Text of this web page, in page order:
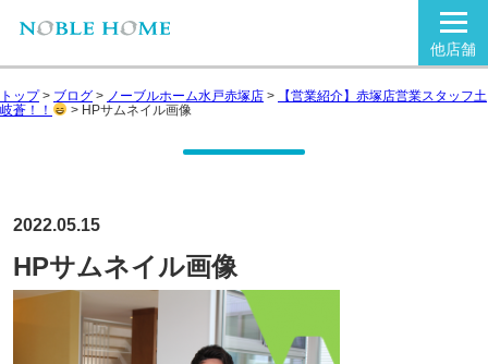
他店舗
トップ> ブログ > ノーブルホーム水戸赤塚店 >
【営業紹介】赤塚店営業スタッフ土
岐蒼！！
> HPサムネイル画像
2022.05.15
HPサムネイル画像